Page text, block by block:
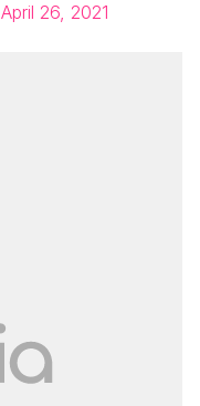
April 26, 2021